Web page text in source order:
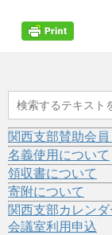
関西支部賛助会
名義使用について
領収書について
寄附について
関西支部カレンダ
会議室利用申込